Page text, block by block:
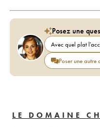
Posez une
Avec quel plat
Poser une autre
LE DOMAINE